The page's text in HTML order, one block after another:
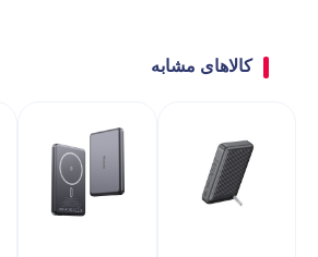
کالاهای مشابه